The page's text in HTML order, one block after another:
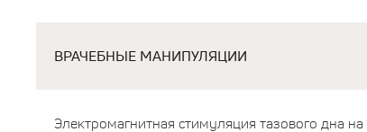
ВРАЧЕБНЫЕ МАНИПУЛЯЦИИ
Электромагнитная стимуляция тазового дна